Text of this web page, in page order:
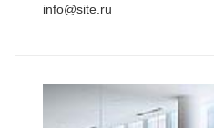
info@site.ru